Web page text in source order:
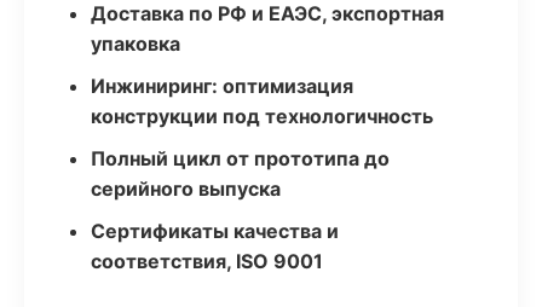
Доставка по РФ и ЕАЭС, экспортная
упаковка
Инжиниринг: оптимизация
конструкции под технологичность
Полный цикл от прототипа до
серийного выпуска
Сертификаты качества и
соответствия, ISO 9001